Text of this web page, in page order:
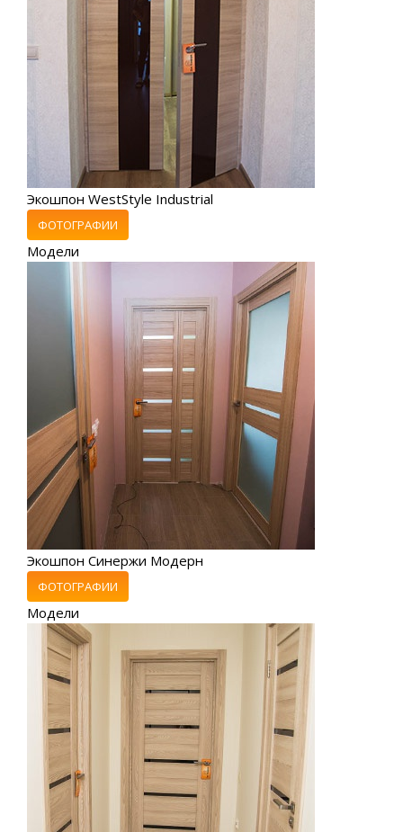
Экошпон WestStyle Industrial
ФОТОГРАФИИ
Модели
Экошпон Синержи Модерн
ФОТОГРАФИИ
Модели